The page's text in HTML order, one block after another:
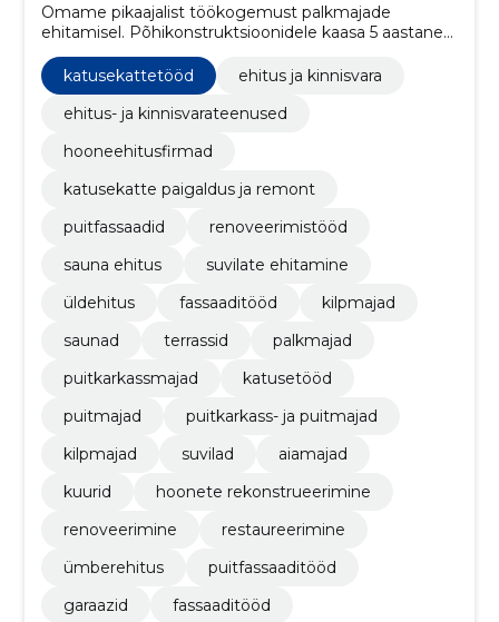
Omame pikaajalist töökogemust palkmajade
ehitamisel. Põhikonstruktsioonidele kaasa 5 aastane
garantii.
katusekattetööd
ehitus ja kinnisvara
ehitus- ja kinnisvarateenused
hooneehitusfirmad
katusekatte paigaldus ja remont
puitfassaadid
renoveerimistööd
sauna ehitus
suvilate ehitamine
üldehitus
fassaaditööd
kilpmajad
saunad
terrassid
palkmajad
puitkarkassmajad
katusetööd
puitmajad
puitkarkass- ja puitmajad
kilpmajad
suvilad
aiamajad
kuurid
hoonete rekonstrueerimine
renoveerimine
restaureerimine
ümberehitus
puitfassaaditööd
garaazid
fassaaditööd